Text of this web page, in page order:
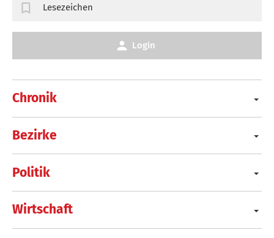
Chronik
Bezirke
Politik
Wirtschaft
Lesezeichen
Login